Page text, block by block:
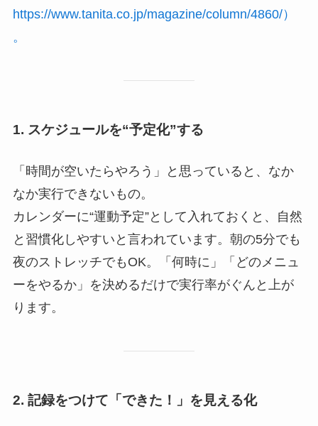
https://www.tanita.co.jp/magazine/column/4860/）
。
1. スケジュールを“予定化”する
「時間が空いたらやろう」と思っていると、なか
なか実行できないもの。
カレンダーに“運動予定”として入れておくと、自然
と習慣化しやすいと言われています。朝の5分でも
夜のストレッチでもOK。「何時に」「どのメニュ
ーをやるか」を決めるだけで実行率がぐんと上が
ります。
2. 記録をつけて「できた！」を見える化